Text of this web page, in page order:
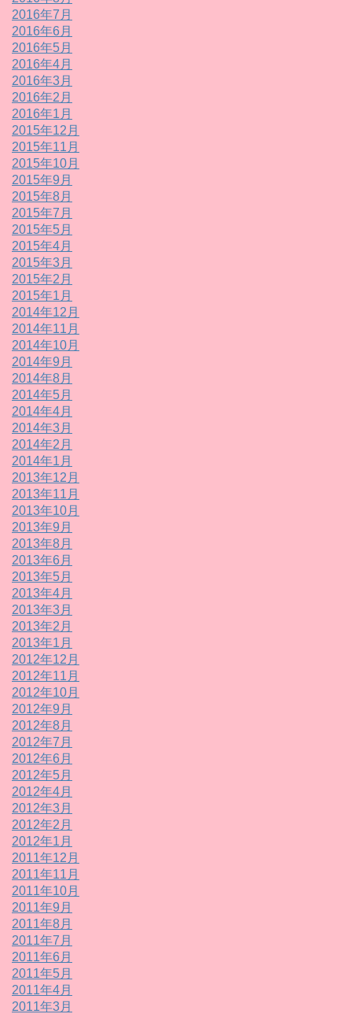
2016年7月
2016年6月
2016年5月
2016年4月
2016年3月
2016年2月
2016年1月
2015年12月
2015年11月
2015年10月
2015年9月
2015年8月
2015年7月
2015年5月
2015年4月
2015年3月
2015年2月
2015年1月
2014年12月
2014年11月
2014年10月
2014年9月
2014年8月
2014年5月
2014年4月
2014年3月
2014年2月
2014年1月
2013年12月
2013年11月
2013年10月
2013年9月
2013年8月
2013年6月
2013年5月
2013年4月
2013年3月
2013年2月
2013年1月
2012年12月
2012年11月
2012年10月
2012年9月
2012年8月
2012年7月
2012年6月
2012年5月
2012年4月
2012年3月
2012年2月
2012年1月
2011年12月
2011年11月
2011年10月
2011年9月
2011年8月
2011年7月
2011年6月
2011年5月
2011年4月
2011年3月